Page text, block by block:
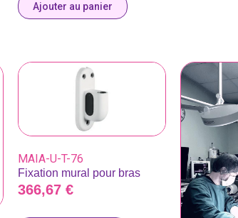
Ajouter au panier
MAIA-U-T-76
Fixation mural pour bras
366,67 €